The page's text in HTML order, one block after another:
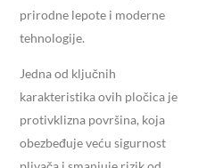
prirodne lepote i moderne
tehnologije.
Jedna od ključnih
karakteristika ovih pločica je
protivklizna površina, koja
obezbeđuje veću sigurnost